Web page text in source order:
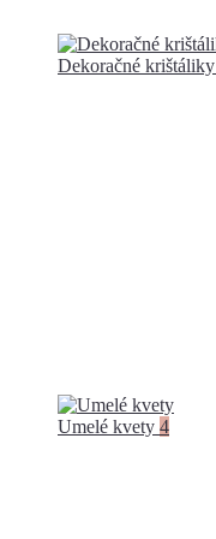
Dekoračné krištáliky
Umelé kvety 4